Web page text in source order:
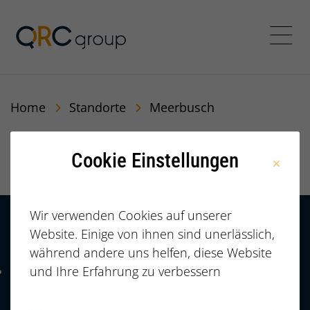
QRC Personalberatung
Home Standorte Meerbusch
Meerbusch
Kontakt
+49 (0)
911/23733277
Telefonnummer: 4 9 0 9 1 1 2 3 7 3 3 2 7 7
HÄUFIGE FRAGEN |
FAQ
Cookie Einstellungen
Wir verwenden Cookies auf unserer
Website. Einige von ihnen sind unerlässlich,
während andere uns helfen, diese Website
und Ihre Erfahrung zu verbessern